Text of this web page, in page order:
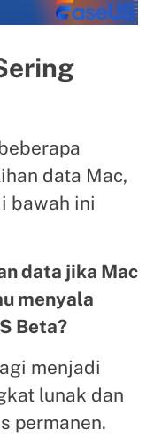
data Mac,
bawah ini
data jika Mac
menyala
Beta?
menjadi
lunak dan
permanen.